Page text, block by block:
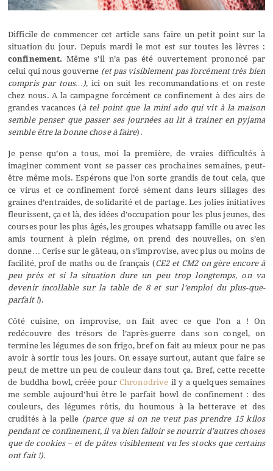
Difficile de commencer cet article sans faire un petit point sur la
situation du jour. Depuis mardi le mot est sur toutes les lèvres :
confinement. Même s’il n’a pas été ouvertement prononcé par
celui qui nous gouverne (et pas visiblement pas forcément très bien
compris par tous…), ici on suit les recommandations et on reste
chez nous. A la campagne forcément ce confinement à des airs de
grandes vacances (à tel point que la mini ado qui vit à la maison
semble penser que passer ses journées au lit à trainer en pyjama
semble être la bonne chose à faire).
Je pense qu’on a tous, moi la première, de vraies difficultés à
imaginer comment vont se passer ces prochaines semaines, peut-
être même mois. Espérons que l’on sorte grandis de tout cela, que
ce virus et ce confinement forcé sèment dans leurs sillages des
graines d’entraides, de solidarité et de partage. Les jolies initiatives
fleurissent, ça et là, des idées d’occupation pour les plus jeunes, des
courses pour les plus âgés, les groupes whatsapp famille ou avec les
amis tournent à plein régime, on prend des nouvelles, on s’en
donne… Cerise sur le gâteau, on s’improvise, avec plus ou moins de
facilité, prof de maths ou de français (CE2 et CM2 on gère encore à
peu près et si la situation dure un peu trop longtemps, on va
devenir incollable sur la table de 8 et sur l’emploi du plus-que-
parfait !).
Côté cuisine, on improvise, on fait avec ce que l’on a ! On
redécouvre des trésors de l’après-guerre dans son congel, on
termine les légumes de son frigo, bref on fait au mieux pour ne pas
avoir à sortir tous les jours. On essaye surtout, autant que faire se
peu,t de mettre un peu de couleur dans tout ça. Bref, cette recette
de buddha bowl, créée pourChronodrive il y a quelques semaines
me semble aujourd’hui être le parfait bowl de confinement : des
couleurs, des légumes rôtis, du houmous à la betterave et des
crudités à la pelle (parce que si on ne veut pas prendre 15 kilos
pendant ce confinement, il va bien falloir se nourrir d’autres choses
que de cookies – et de pâtes visiblement vu les stocks que certains
ont fait !).